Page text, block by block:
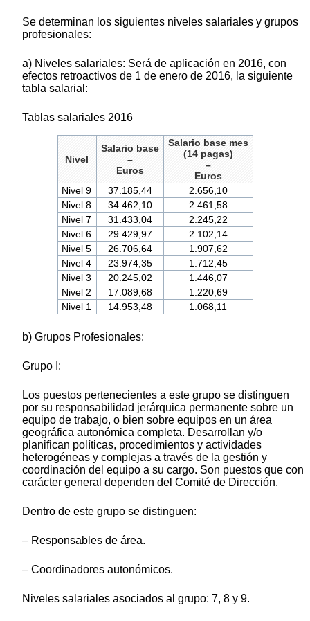
Se determinan los siguientes niveles salariales y grupos
profesionales:
a) Niveles salariales: Será de aplicación en 2016, con
efectos retroactivos de 1 de enero de 2016, la siguiente
tabla salarial:
Tablas salariales 2016
Nivel
Salario base
–
Euros
Salario base mes
(14 pagas)
–
Euros
Nivel 9
37.185,44
2.656,10
Nivel 8
34.462,10
2.461,58
Nivel 7
31.433,04
2.245,22
Nivel 6
29.429,97
2.102,14
Nivel 5
26.706,64
1.907,62
Nivel 4
23.974,35
1.712,45
Nivel 3
20.245,02
1.446,07
Nivel 2
17.089,68
1.220,69
Nivel 1
14.953,48 1.068,11
b) Grupos Profesionales:
Grupo I:
Los puestos pertenecientes a este grupo se distinguen
por su responsabilidad jerárquica permanente sobre un
equipo de trabajo, o bien sobre equipos en un área
geográfica autonómica completa. Desarrollan y/o
planifican políticas, procedimientos y actividades
heterogéneas y complejas a través de la gestión y
coordinación del equipo a su cargo. Son puestos que con
carácter general dependen del Comité de Dirección.
Dentro de este grupo se distinguen:
– Responsables de área.
– Coordinadores autonómicos.
Niveles salariales asociados al grupo: 7, 8 y 9.